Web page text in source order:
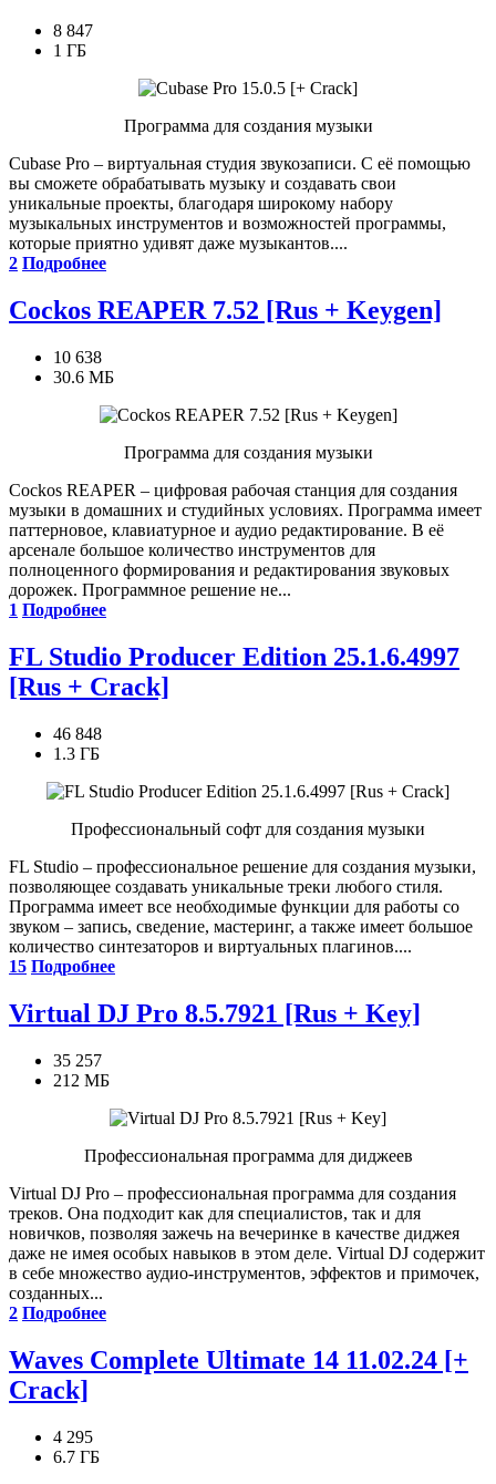
8 847
1 ГБ
Программа для создания музыки
Cubase Pro – виртуальная студия звукозаписи. С её помощью
вы сможете обрабатывать музыку и создавать свои
уникальные проекты, благодаря широкому набору
музыкальных инструментов и возможностей программы,
которые приятно удивят даже музыкантов....
2 Подробнее
Cockos REAPER 7.52 [Rus + Keygen]
10 638
30.6 МБ
Программа для создания музыки
Cockos REAPER – цифровая рабочая станция для создания
музыки в домашних и студийных условиях. Программа имеет
паттерновое, клавиатурное и аудио редактирование. В её
арсенале большое количество инструментов для
полноценного формирования и редактирования звуковых
дорожек. Программное решение не...
1 Подробнее
FL Studio Producer Edition 25.1.6.4997
[Rus + Crack]
46 848
1.3 ГБ
Профессиональный софт для создания музыки
FL Studio – профессиональное решение для создания музыки,
позволяющее создавать уникальные треки любого стиля.
Программа имеет все необходимые функции для работы со
звуком – запись, сведение, мастеринг, а также имеет большое
количество синтезаторов и виртуальных плагинов....
15 Подробнее
Virtual DJ Pro 8.5.7921 [Rus + Key]
35 257
212 МБ
Профессиональная программа для диджеев
Virtual DJ Pro – профессиональная программа для создания
треков. Она подходит как для специалистов, так и для
новичков, позволяя зажечь на вечеринке в качестве диджея
даже не имея особых навыков в этом деле. Virtual DJ содержит
в себе множество аудио-инструментов, эффектов и примочек,
созданных...
2 Подробнее
Waves Complete Ultimate 14 11.02.24 [+
Crack]
4 295
6.7 ГБ